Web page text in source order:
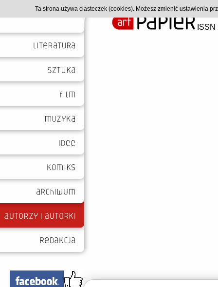
Ta strona używa ciasteczek (cookies). Możesz zmienić ustawienia